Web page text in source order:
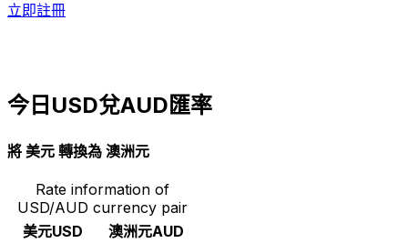
立即註冊
今日USD兌AUD匯率
將 美元 轉換為 澳洲元
Rate information of
USD/AUD currency pair
美元USD 澳洲元AUD